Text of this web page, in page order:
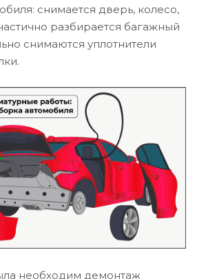
снимается дверь, колесо,
разбирается багажный
снимаются уплотнители
необходим демонтаж